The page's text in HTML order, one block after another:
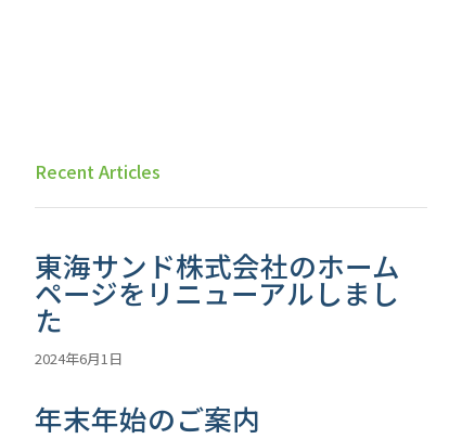
Recent Articles
東海サンド株式会社のホーム
ページをリニューアルしまし
た
2024年6月1日
年末年始のご案内